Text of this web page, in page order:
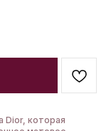
Dior, которая